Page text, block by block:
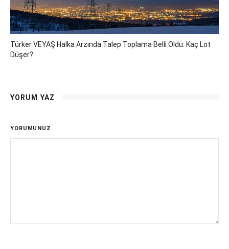
Türker VEYAŞ Halka Arzında Talep Toplama Belli Oldu: Kaç Lot
Düşer?
YORUM YAZ
YORUMUNUZ